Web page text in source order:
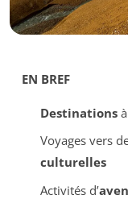
EN BREF
Destinationsà
Voyages vers
culturelles
Activités d’